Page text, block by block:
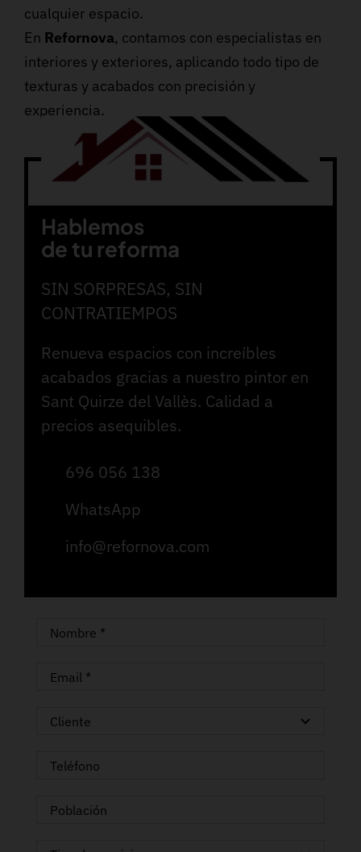
cualquier espacio.
En Refornova, contamos con especialistas en
interiores y exteriores, aplicando todo tipo de
texturas y acabados con precisión y
experiencia.
Hablemos
de tu reforma
SIN SORPRESAS, SIN
CONTRATIEMPOS
Renueva espacios con increíbles
acabados gracias a nuestro pintor en
Sant Quirze del Vallès. Calidad a
precios asequibles.
696 056 138
WhatsApp
info@refornova.com